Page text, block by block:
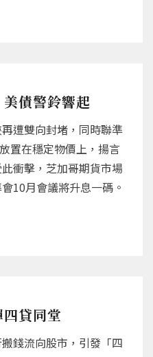
債警鈴響起
遭雙向封堵，同時聯準
置在穩定物價上，揚言
衝擊，芝加哥期貨市場
10月會議將升息一碼。
貸同堂
錢流向股市，引發「四